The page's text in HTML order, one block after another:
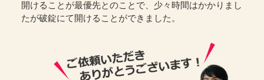
開けることが最優先とのことで、少々時間はかかりまし
たが破錠にて開けることができました。